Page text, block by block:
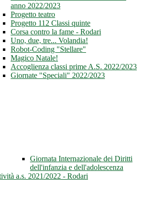
anno 2022/2023
Progetto teatro
Progetto 112 Classi quinte
Corsa contro la fame - Rodari
Uno, due, tre... Volandia!
Robot-Coding "Stellare"
Magico Natale!
Accoglienza classi prime A.S. 2022/2023
Giornate "Speciali" 2022/2023
Giornata Internazionale dei Diritti
dell'infanzia e dell'adolescenza
a.s. 2021/2022 - Rodari